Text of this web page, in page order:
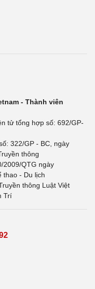
- Thành viên
tử tổng hợp số: 692/GP-
322/GP - BC, ngày
thông
2009/QTG ngày
thao - Du lịch
thông Luật Việt
Trí